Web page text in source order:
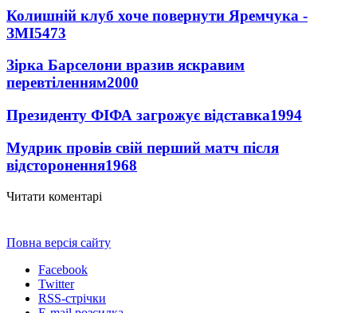
Колишній клуб хоче повернути Яремчука -
ЗМІ5473
Зірка Барселони вразив яскравим
перевтіленням2000
Президенту ФІФА загрожує відставка1994
Мудрик провів свій перший матч після
відсторонення1968
Читати коментарі
Повна версія сайту
Facebook
Twitter
RSS-стрічки